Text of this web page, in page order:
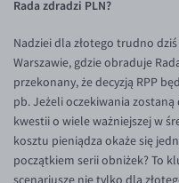
EUR/DKK
EUR/NOK
EUR/SEK
EUR/AUD
EUR/BGN
Rada zdradzi PLN?
Nadziei dla złotego trudno
Warszawie, gdzie obraduje
przekonany, że decyzją RPP
pb. Jeżeli oczekiwania
kwestii o wiele ważniejszej w
kosztu pieniądza okaże się
początkiem serii obniżek? To
scenariusze nie tylko dla